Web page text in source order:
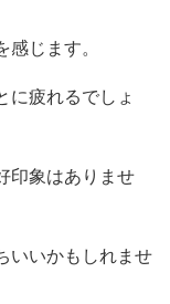
じます。
に疲れるでしょ
印象はありませ
いいかもしれませ